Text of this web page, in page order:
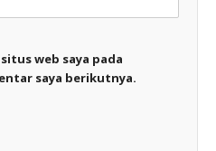
web saya pada
saya berikutnya.